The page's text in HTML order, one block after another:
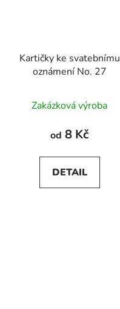
Kartičky ke svatebnímu
oznámení No. 27
Zakázková výroba
od 8 Kč
DETAIL